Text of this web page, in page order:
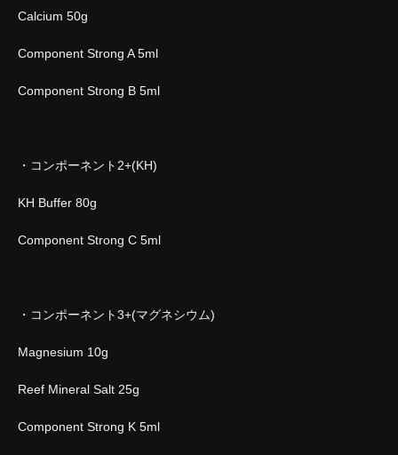
Calcium 50g
Component Strong A 5ml
Component Strong B 5ml
・コンポーネント2+(KH)
KH Buffer 80g
Component Strong C 5ml
・コンポーネント3+(マグネシウム)
Magnesium 10g
Reef Mineral Salt 25g
Component Strong K 5ml